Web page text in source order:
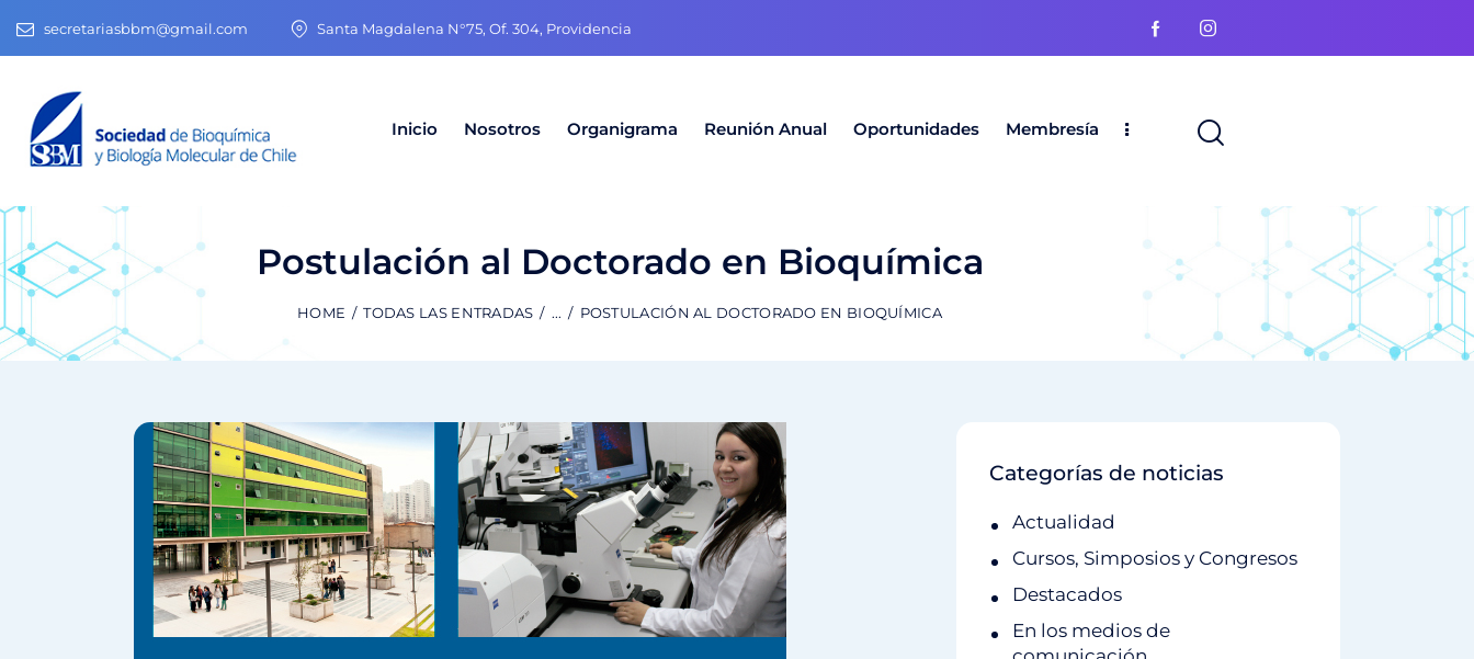
secretariasbbm@gmail.com Santa Magdalena N°75, Of. 304, Providencia
Inicio Nosotros Organigrama Reunión Anual Oportunidades Membresía
Postulación al Doctorado en Bioquímica
HOME TODAS LAS ENTRADAS ... POSTULACIÓN AL DOCTORADO EN BIOQUÍMICA
Categorías de noticias
Actualidad
Cursos, Simposios y Congresos
Destacados
En los medios de